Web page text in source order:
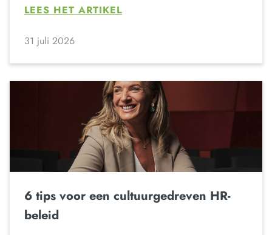
LEES HET ARTIKEL
31 juli 2026
6 tips voor een cultuurgedreven HR-
beleid